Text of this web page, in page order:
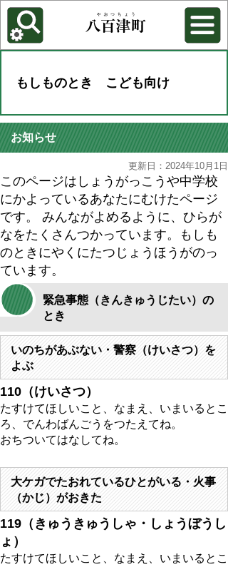
各種機能
背景色を変更する
もしものとき こども向け
お知らせ
更新日：2024年10月1日
このページはしょうがっこうや中学校
にかよっているあなたにむけたページ
です。 みんながよめるように、ひらが
なをたくさんつかっています。もしも
のときにやくにたつじょうほうがのっ
ています。
緊急事態（きんきゅうじたい）の
とき
いのちがあぶない・警察（けいさつ）を
よぶ
110（けいさつ）
たすけてほしいこと、なまえ、いまいるとこ
ろ、でんわばんごう をつたえてね。
おちついてはなしてね。
大ケガでたおれているひとがいる・火事
（かじ）がおきた
119（きゅうきゅうしゃ・しょうぼうし
ょ）
たすけてほしいこと、なまえ、いまいるとこ